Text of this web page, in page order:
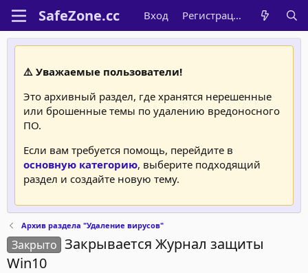
Вход Регистрация
⚠️ Уважаемые пользователи!
Это архивный раздел, где хранятся нерешенные
или брошенные темы по удалению вредоносного
ПО.
Если вам требуется помощь, перейдите в
основную категорию, выберите подходящий
раздел и создайте новую тему.
Архив раздела "Удаление вирусов"
Закрыто Закрывается Журнал защиты
Win10